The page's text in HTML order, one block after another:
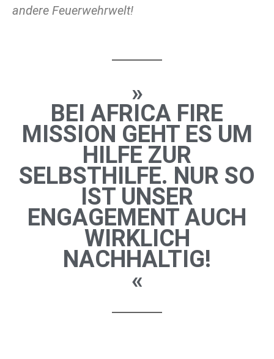
andere Feuerwehrwelt!
»
BEI AFRICA FIRE
MISSION GEHT ES UM
HILFE ZUR
SELBSTHILFE. NUR SO
IST UNSER
ENGAGEMENT AUCH
WIRKLICH
NACHHALTIG!
«